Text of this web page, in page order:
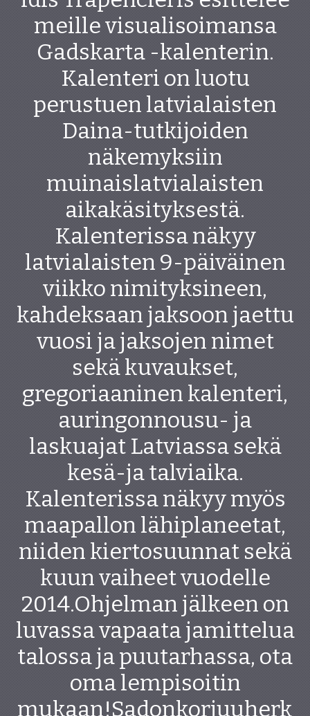
meille visualisoimansa
Gadskarta -kalenterin.
Kalenteri on luotu
perustuen latvialaisten
Daina-tutkijoiden
näkemyksiin
muinaislatvialaisten
aikakäsityksestä.
Kalenterissa näkyy
latvialaisten 9-päiväinen
viikko nimityksineen,
kahdeksaan jaksoon jaettu
vuosi ja jaksojen nimet
sekä kuvaukset,
gregoriaaninen kalenteri,
auringonnousu- ja
laskuajat Latviassa sekä
kesä-ja talviaika.
Kalenterissa näkyy myös
maapallon lähiplaneetat,
niiden kiertosuunnat sekä
kuun vaiheet vuodelle
2014.Ohjelman jälkeen on
luvassa vapaata jamittelua
talossa ja puutarhassa, ota
oma lempisoitin
mukaan!Sadonkorjuuherk